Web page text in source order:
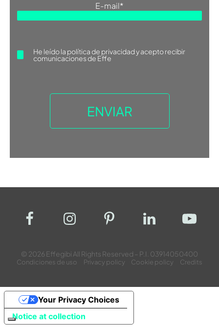
E-mail*
He leído la política de privacidady acepto recibir
comunicaciones de Effe
© 2026 Effegibi All Rights Reserved – P.I. 03914050400
Condiciones de uso Privacy policy Cookie policy Credits
Notice at collection
Your Privacy Choices